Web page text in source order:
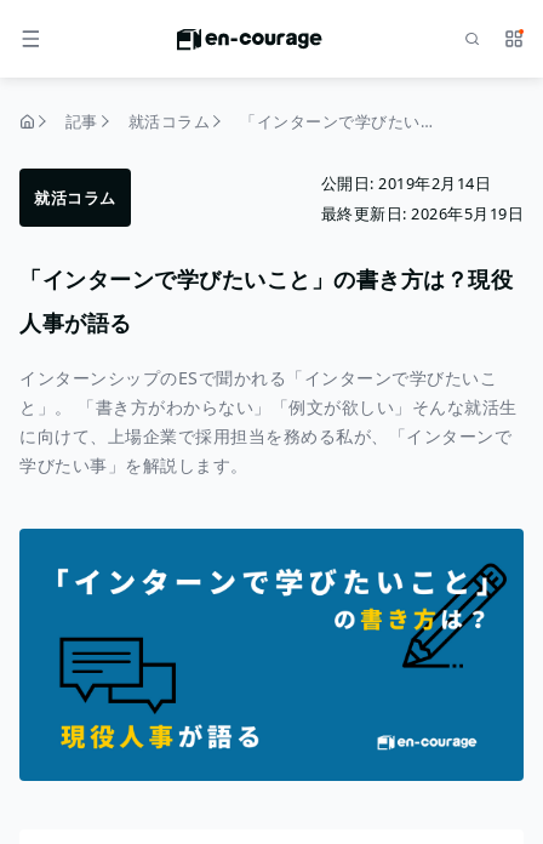
メニュー サ
記事 就活コラム 「インターンで学びたいこと」の書き方は？現役人事が語る
就活コラム
公開日: 2019年2月14日
最終更新日: 2026年5月19日
「インターンで学びたいこと」の書き方は？現役
人事が語る
インターンシップのESで聞かれる「インターンで学びたいこ
と」。 「書き方がわからない」「例文が欲しい」そんな就活生
に向けて、上場企業で採用担当を務める私が、「インターンで
学びたい事」を解説します。